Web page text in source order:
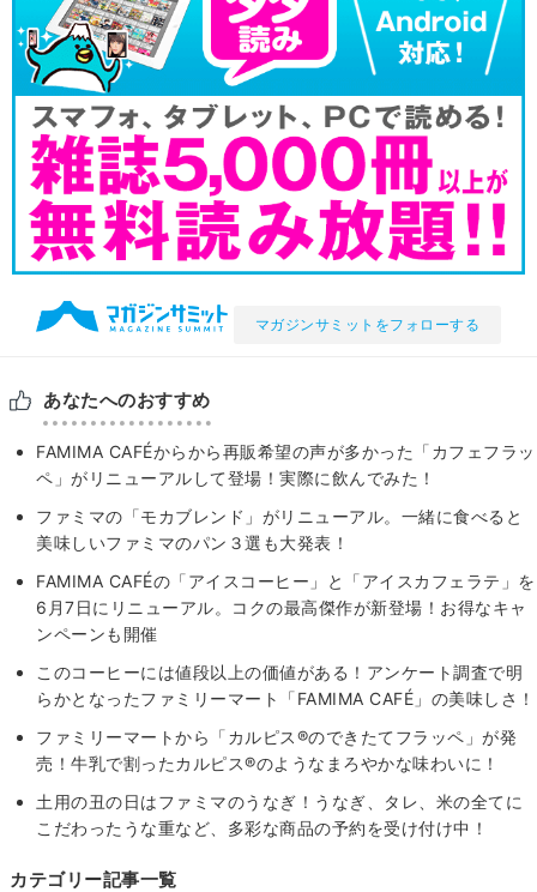
マガジンサミットをフォローする
あなたへのおすすめ
FAMIMA CAFÉからから再販希望の声が多かった「カフェフラッ
ペ」がリニューアルして登場！実際に飲んでみた！
ファミマの「モカブレンド」がリニューアル。一緒に食べると
美味しいファミマのパン３選も大発表！
FAMIMA CAFÉの「アイスコーヒー」と「アイスカフェラテ」を
6月7日にリニューアル。コクの最高傑作が新登場！お得なキャ
ンペーンも開催
このコーヒーには値段以上の価値がある！アンケート調査で明
らかとなったファミリーマート「FAMIMA CAFÉ」の美味しさ！
ファミリーマートから「カルピス®のできたてフラッペ」が発
売！牛乳で割ったカルピス®のようなまろやかな味わいに！
土用の丑の日はファミマのうなぎ！うなぎ、タレ、米の全てに
こだわったうな重など、多彩な商品の予約を受け付け中！
カテゴリー記事一覧